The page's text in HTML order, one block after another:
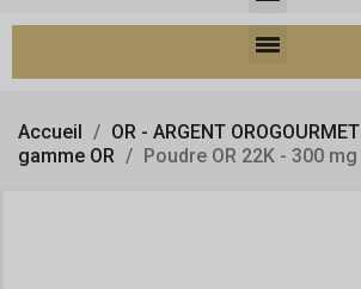
Accueil OR - ARGENT OROGOURMET
gamme OR
Poudre OR 22K - 300 mg